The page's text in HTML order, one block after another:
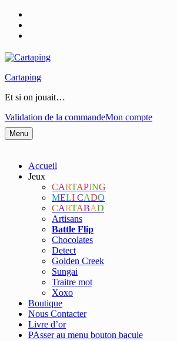
Cartaping
Et si on jouait…
Validation de la commandeMon compte
Menu
Accueil
Jeux
CARTAPING
MELI CADO
CARTABAD
Artisans
Battle Flip
Chocolates
Detect
Golden Creek
Sungai
Traitre mot
Xoxo
Boutique
Nous Contacter
Livre d’or
PAsser au menu bouton bacule